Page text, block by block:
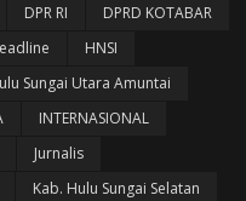
DPR RI
DPRD KOTABAR
HNSI
Sungai Utara Amuntai
INTERNASIONAL
Jurnalis
Kab. Hulu Sungai Selatan